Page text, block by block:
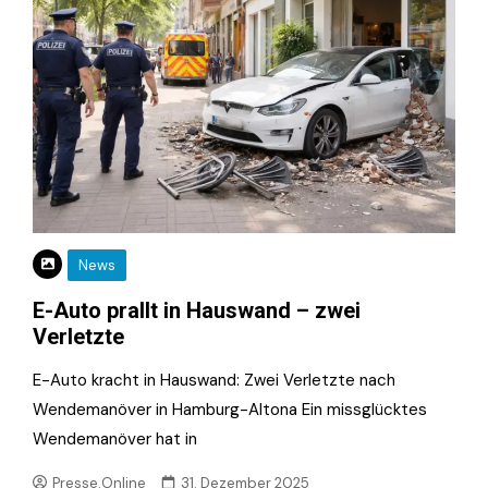
News
E-Auto prallt in Hauswand – zwei
Verletzte
E-Auto kracht in Hauswand: Zwei Verletzte nach
Wendemanöver in Hamburg-Altona Ein missglücktes
Wendemanöver hat in
Presse.Online 31. Dezember 2025